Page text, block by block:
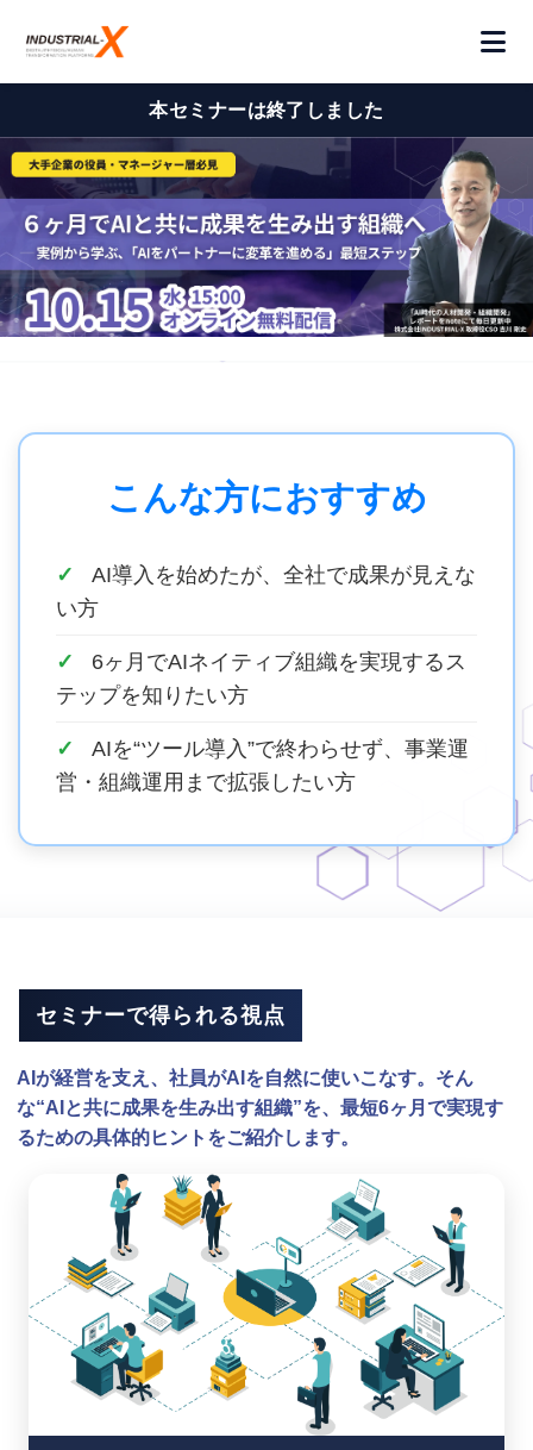
本セミナーは終了しました
こんな方におすすめ
AI導入を始めたが、全社で成果が見えな
い方
6ヶ月でAIネイティブ組織を実現するス
テップを知りたい方
AIを“ツール導入”で終わらせず、事業運
営・組織運用まで拡張したい方
セミナーで得られる視点
AIが経営を支え、社員がAIを自然に使いこなす。そん
な“AIと共に成果を生み出す組織”を、最短6ヶ月で実現す
るための具体的ヒントをご紹介します。